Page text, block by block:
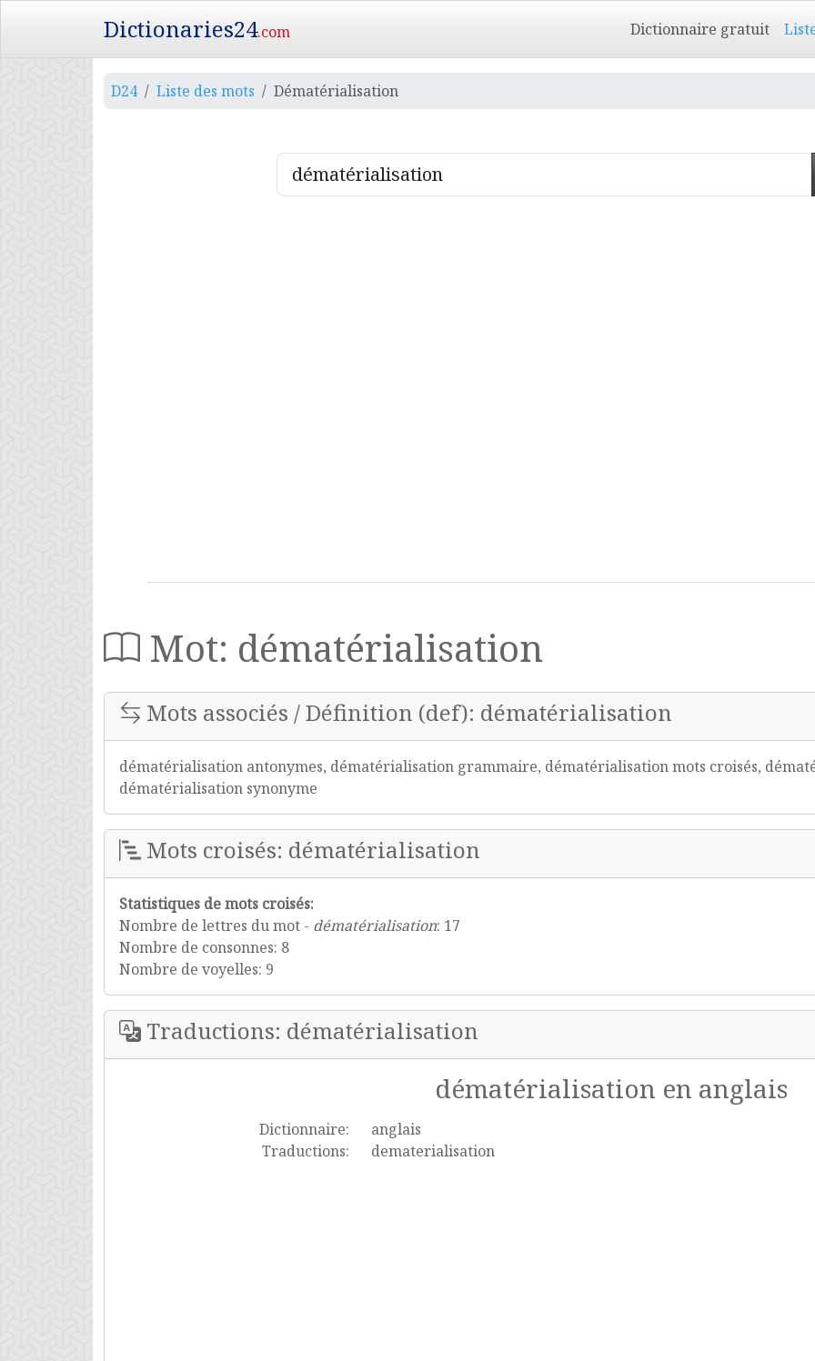
Dictionaries24.com Dictionnaire gratuit
D24 Liste des mots Dématérialisation
Mot: dématérialisation
Mots associés / Définition (def): dématérialisation
dématérialisation antonymes, dématérialisation grammaire, dématérialisation mots croisés,
dématérialisation synonyme
Mots croisés: dématérialisation
Statistiques de mots croisés:
Nombre de lettres du mot - dématérialisation: 17
Nombre de consonnes: 8
Nombre de voyelles: 9
Traductions: dématérialisation
dématérialisation en anglais
Dictionnaire:
anglais
Traductions:
dematerialisation